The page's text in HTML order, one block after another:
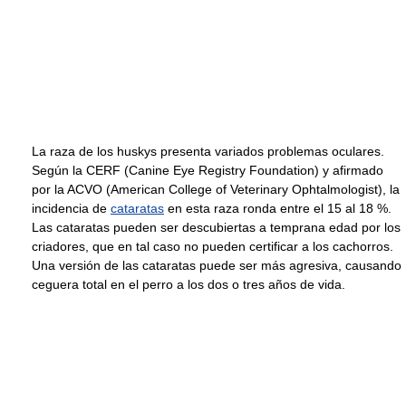
La raza de los huskys presenta variados problemas oculares.
Según la CERF (Canine Eye Registry Foundation) y afirmado
por la ACVO (American College of Veterinary Ophtalmologist), la
incidencia de cataratas en esta raza ronda entre el 15 al 18 %.
Las cataratas pueden ser descubiertas a temprana edad por los
criadores, que en tal caso no pueden certificar a los cachorros.
Una versión de las cataratas puede ser más agresiva, causando
ceguera total en el perro a los dos o tres años de vida.